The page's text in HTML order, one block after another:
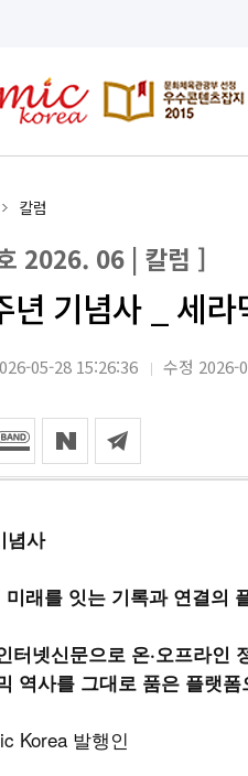
칼럼
2026. 06 | 칼럼 ]
년 기념사 _ 세
05-28 15:26:36 수정 2026-
념사
래를 잇는 기록과 연결의
터넷신문으로 온·오프라인
역사를 그대로 품은 플랫폼
Korea 발행인